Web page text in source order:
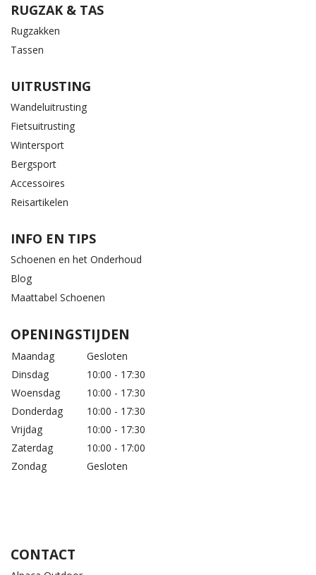
RUGZAK & TAS
Rugzakken
Tassen
UITRUSTING
Wandeluitrusting
Fietsuitrusting
Wintersport
Bergsport
Accessoires
Reisartikelen
INFO EN TIPS
Schoenen en het Onderhoud
Blog
Maattabel Schoenen
OPENINGSTIJDEN
Maandag
Gesloten
Dinsdag
10:00 - 17:30
Woensdag
10:00 - 17:30
Donderdag
10:00 - 17:30
Vrijdag
10:00 - 17:30
Zaterdag
10:00 - 17:00
Zondag
Gesloten
CONTACT